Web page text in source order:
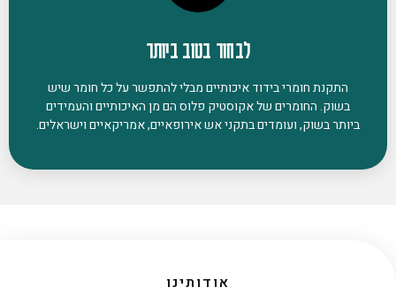
לבחור בטוב ביותר
התקנת חומרי בידוד איכותיים מבלי להתפשר על כל חומר שיש
בשוק. החומרים של אקוסטיק פלוס הם מן האיכותיים והעמידים
ביותר בשוק, ועומדים בתקני אש אירופאיים, אמריקאיים וישראלים.
אודותינו